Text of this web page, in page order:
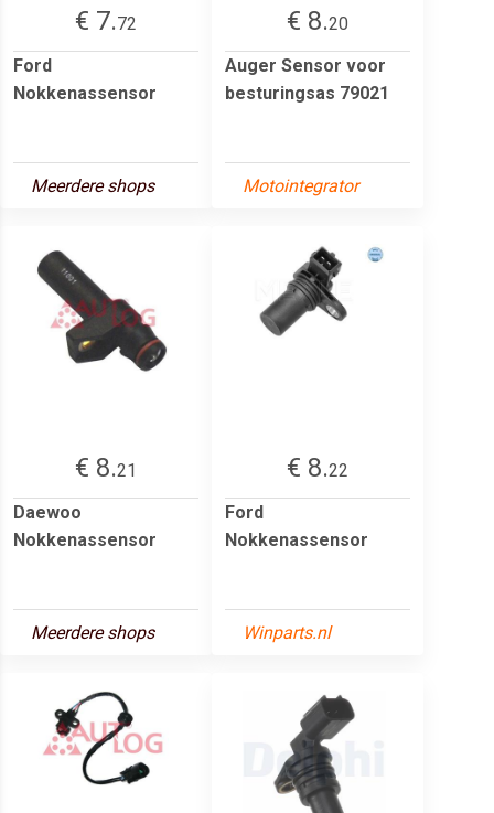
€ 7.72
Ford
Nokkenassensor
Meerdere shops
€ 8.20
Auger Sensor voor
besturingsas 79021
Motointegrator
€ 8.21
Daewoo
Nokkenassensor
Meerdere shops
€ 8.22
Ford
Nokkenassensor
Winparts.nl